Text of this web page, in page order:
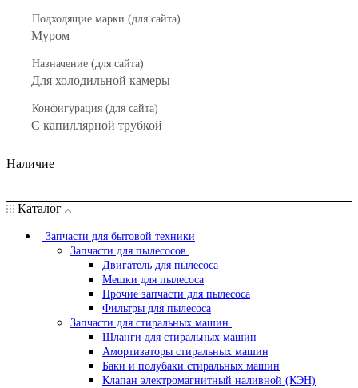
Подходящие марки (для сайта)
Муром
Назначение (для сайта)
Для холодильной камеры
Конфигурация (для сайта)
С капиллярной трубкой
Наличие
Каталог
Запчасти для бытовой техники
Запчасти для пылесосов
Двигатель для пылесоса
Мешки для пылесоса
Прочие запчасти для пылесоса
Фильтры для пылесоса
Запчасти для стиральных машин
Шланги для стиральных машин
Амортизаторы стиральных машин
Баки и полубаки стиральных машин
Клапан электромагнитный наливной (КЭН)